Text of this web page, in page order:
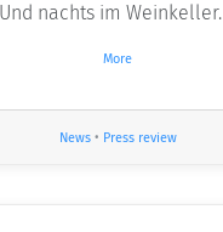
nachts im Weinkeller.
More
News• Press review